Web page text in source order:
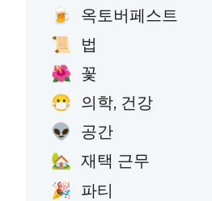
🍺 옥토버페스트
📜 법
🌺 꽃
😷 의학, 건강
👽 공간
🏡 재택 근무
🎉 파티